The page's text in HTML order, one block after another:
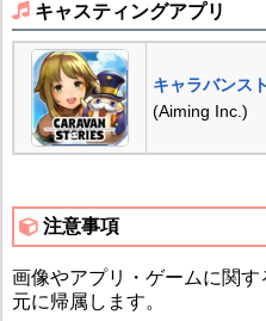
キャスティングアプリ
キャラバンス
(Aiming Inc.)
注意事項
画像やアプリ・ゲームに関
元に帰属します。